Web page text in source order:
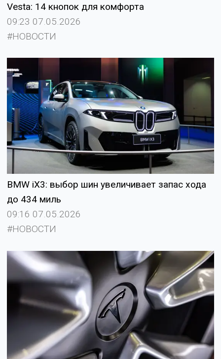
Vesta: 14 кнопок для комфорта
09:23 07.05.2026
#НОВОСТИ
BMW iX3: выбор шин увеличивает запас хода
до 434 миль
09:16 07.05.2026
#НОВОСТИ